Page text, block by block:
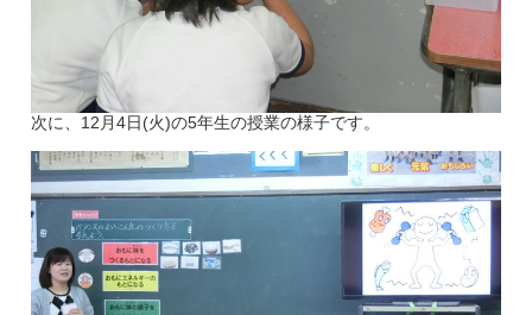
次に、12月4日(火)の5年生の授業の様子です。